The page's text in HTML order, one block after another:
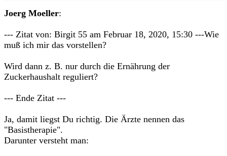
Joerg Moeller:
--- Zitat von: Birgit 55 am Februar 18, 2020, 15:30 ---Wie
muß ich mir das vorstellen?
Wird dann z. B. nur durch die Ernährung der
Zuckerhaushalt reguliert?
--- Ende Zitat ---
Ja, damit liegst Du richtig. Die Ärzte nennen das
"Basistherapie".
Darunter versteht man: